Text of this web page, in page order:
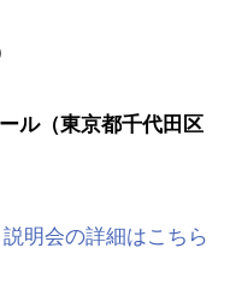
（東京都千代田区
説明会の詳細はこちら